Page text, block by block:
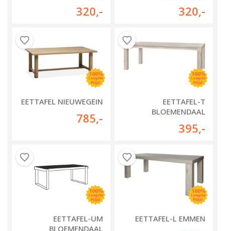
320,- 320,-
EETTAFEL NIEUWEGEIN
785,-
EETTAFEL-T
BLOEMENDAAL
395,-
EETTAFEL-UM
BLOEMENDAAL
EETTAFEL-L EMMEN